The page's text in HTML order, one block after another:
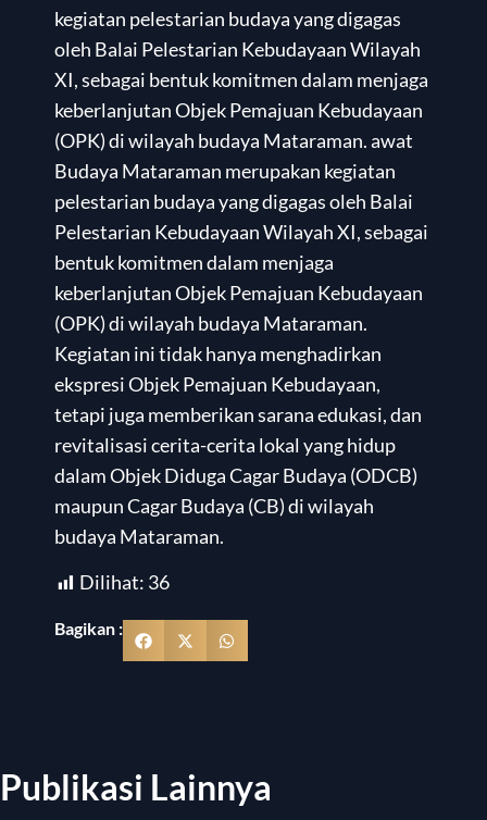
kegiatan pelestarian budaya yang digagas
oleh Balai Pelestarian Kebudayaan Wilayah
XI, sebagai bentuk komitmen dalam menjaga
keberlanjutan Objek Pemajuan Kebudayaan
(OPK) di wilayah budaya Mataraman. awat
Budaya Mataraman merupakan kegiatan
pelestarian budaya yang digagas oleh Balai
Pelestarian Kebudayaan Wilayah XI, sebagai
bentuk komitmen dalam menjaga
keberlanjutan Objek Pemajuan Kebudayaan
(OPK) di wilayah budaya Mataraman.
Kegiatan ini tidak hanya menghadirkan
ekspresi Objek Pemajuan Kebudayaan,
tetapi juga memberikan sarana edukasi, dan
revitalisasi cerita-cerita lokal yang hidup
dalam Objek Diduga Cagar Budaya (ODCB)
maupun Cagar Budaya (CB) di wilayah
budaya Mataraman.
Dilihat: 36
Bagikan :
Publikasi Lainnya